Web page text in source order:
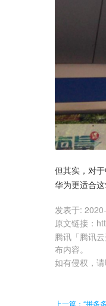
但其实，对
华为更适合
发表于:
原文链接 ：
腾讯「腾讯
布内容。
如有侵权，
上一篇：“拼多